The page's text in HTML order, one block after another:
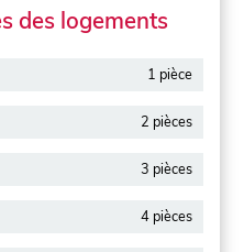
des logements
1 pièce
2 pièces
3 pièces
4 pièces